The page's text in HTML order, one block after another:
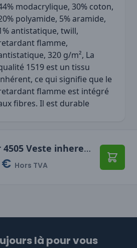
modacrylique, 30% coton,
polyamide, 5% aramide,
antistatique, twill,
flamme,
320 g/m², La
1519 est un tissu
ce qui signifie que le
flamme est intégré
fibres. Il est durable
Blåkläder 4505 Veste inherent Steel
€ Hors TVA
là pour vous